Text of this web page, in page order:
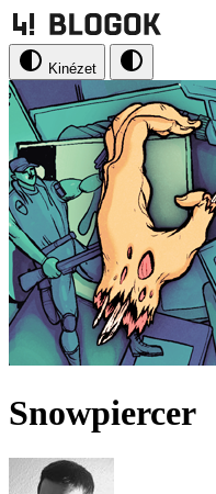
Kinézet
Snowpiercer